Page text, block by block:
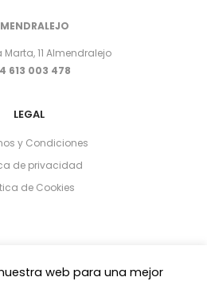
11 Almendralejo
613 003 478
LEGAL
y Condiciones
de privacidad
de Cookies
web para una mejor